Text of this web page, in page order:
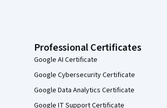
Professional Certificates
Google AI Certificate
Google Cybersecurity Certificate
Google Data Analytics Certificate
Google IT Support Certificate